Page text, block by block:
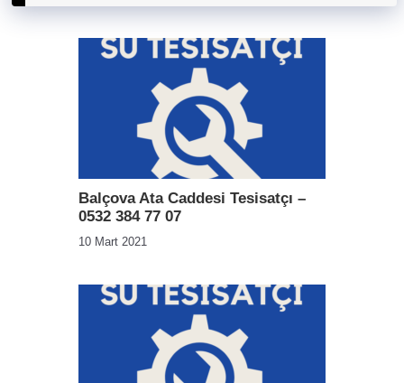
Balçova Ata Caddesi Tesisatçı –
0532 384 77 07
10 Mart 2021